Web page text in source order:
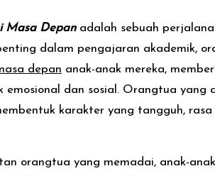
Masa Depanadalah sebuah
dalam pengajaran akademik,
depan anak-anak mereka,
dan sosial. Orangtua yang
karakter yang tangguh,
orangtua yang memadai, anak-